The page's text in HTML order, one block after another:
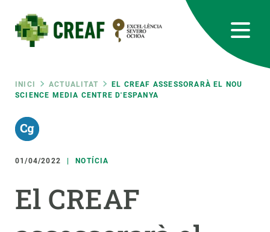
contingut
Fil
d'ariadna
INICI ACTUALITAT
EL CREAF ASSESSORARÀ EL NOU
SCIENCE MEDIA CENTRE D'ESPANYA
01/04/2022 NOTÍCIA
El CREAF
RRSS
Featured
responsive
INTRANET
Responsive
menu